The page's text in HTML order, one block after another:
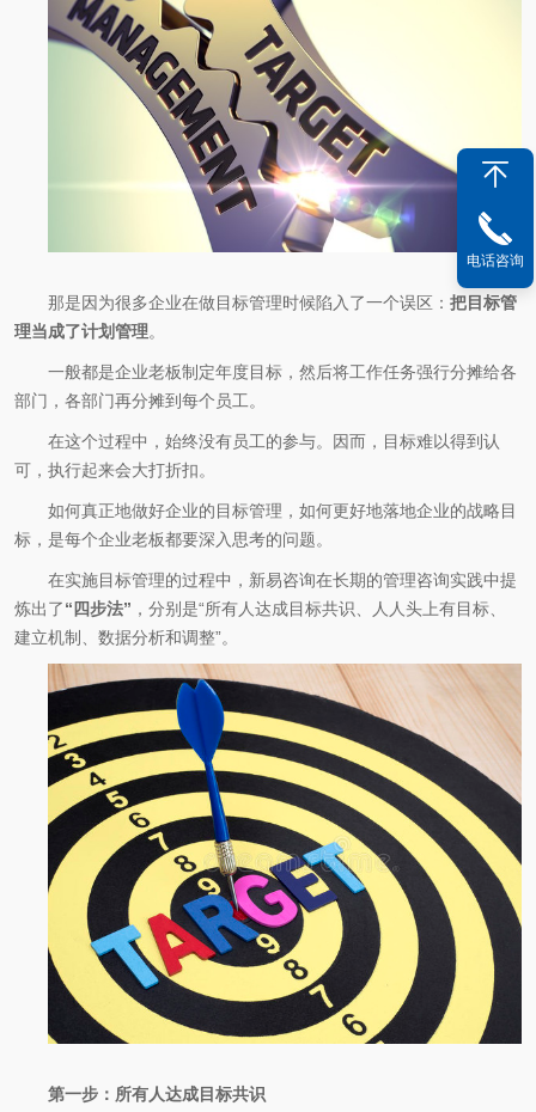
那是因为很多企业在做目标管理时候陷入了一个误区： 把目标管
理当成了计划管理。
一般都是企业老板制定年度目标，然后将工作任务强行分摊给各
部门，各部门再分摊到每个员工。
在这个过程中，始终没有员工的参与。因而，目标难以得到认
可，执行起来会大打折扣。
如何真正地做好企业的目标管理，如何更好地落地企业的战略目
标，是每个企业老板都要深入思考的问题。
在实施目标管理的过程中，新易咨询在长期的管理咨询实践中提
炼出了“四步法” ，分别是“所有人达成目标共识、人人头上有目标、
建立机制、数据分析和调整”。
第一步：所有人达成目标共识
电话咨询